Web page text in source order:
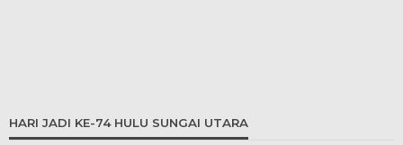
HARI JADI KE-74 HULU SUNGAI UTARA